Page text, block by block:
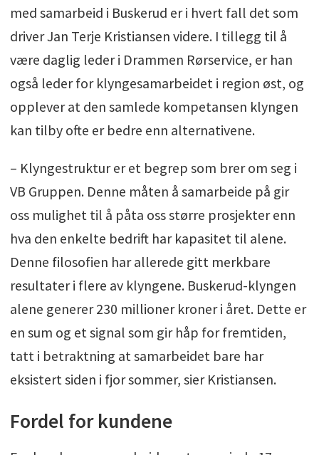
med samarbeid i Buskerud er i hvert fall det som
driver Jan Terje Kristiansen videre. I tillegg til å
være daglig leder i Drammen Rørservice, er han
også leder for klyngesamarbeidet i region øst, og
opplever at den samlede kompetansen klyngen
kan tilby ofte er bedre enn alternativene.
– Klyngestruktur er et begrep som brer om seg i
VB Gruppen. Denne måten å samarbeide på gir
oss mulighet til å påta oss større prosjekter enn
hva den enkelte bedrift har kapasitet til alene.
Denne filosofien har allerede gitt merkbare
resultater i flere av klyngene. Buskerud-klyngen
alene generer 230 millioner kroner i året. Dette er
en sum og et signal som gir håp for fremtiden,
tatt i betraktning at samarbeidet bare har
eksistert siden i fjor sommer, sier Kristiansen.
Fordel for kundene